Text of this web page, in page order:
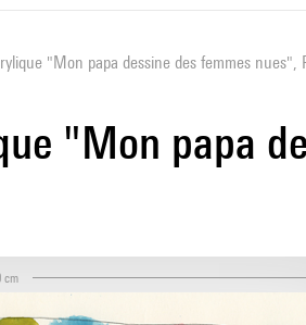
"Mon papa dessine des femmes nues",
"Mon papa
cm